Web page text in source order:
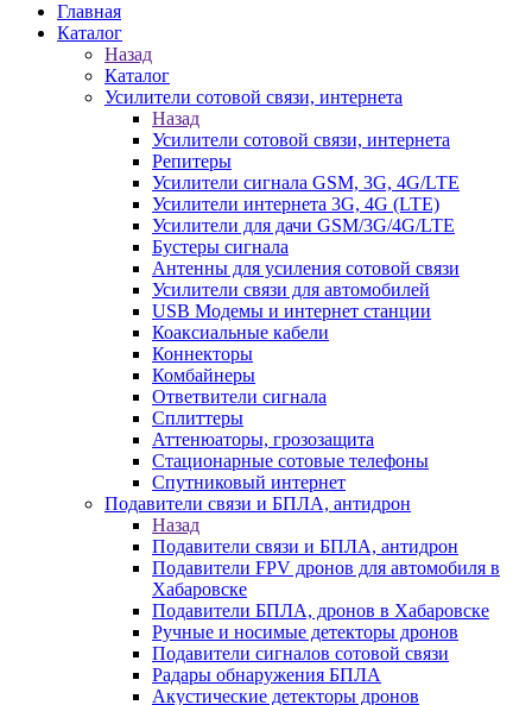
Главная
Каталог
Назад
Каталог
Усилители сотовой связи, интернета
Назад
Усилители сотовой связи, интернета
Репитеры
Усилители сигнала GSM, 3G, 4G/LTE
Усилители интернета 3G, 4G (LTE)
Усилители для дачи GSM/3G/4G/LTE
Бустеры сигнала
Антенны для усиления сотовой связи
Усилители связи для автомобилей
USB Модемы и интернет станции
Коаксиальные кабели
Коннекторы
Комбайнеры
Ответвители сигнала
Сплиттеры
Аттенюаторы, грозозащита
Стационарные сотовые телефоны
Спутниковый интернет
Подавители связи и БПЛА, антидрон
Назад
Подавители связи и БПЛА, антидрон
Подавители FPV дронов для автомобиля в
Хабаровске
Подавители БПЛА, дронов в Хабаровске
Ручные и носимые детекторы дронов
Подавители сигналов сотовой связи
Радары обнаружения БПЛА
Акустические детекторы дронов